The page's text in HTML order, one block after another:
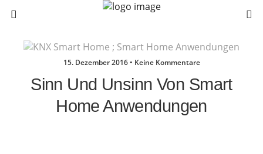
15. Dezember 2016 • Keine Kommentare
Sinn Und Unsinn Von Smart
Home Anwendungen